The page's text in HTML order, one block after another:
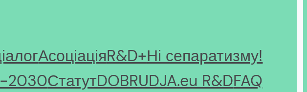
АсоціаціяR&D+Ні сепаратизму!
2030СтатутDOBRUDJA.eu R&DFAQ